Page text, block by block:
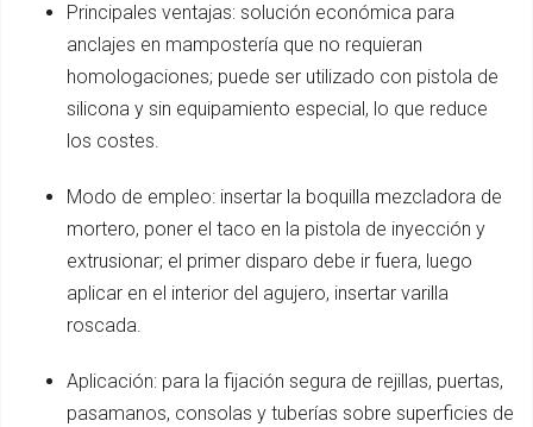
Principales ventajas: solución económica para
anclajes en mampostería que no requieran
homologaciones; puede ser utilizado con pistola de
silicona y sin equipamiento especial, lo que reduce
los costes.
Modo de empleo: insertar la boquilla mezcladora de
mortero, poner el taco en la pistola de inyección y
extrusionar; el primer disparo debe ir fuera, luego
aplicar en el interior del agujero, insertar varilla
roscada.
Aplicación: para la fijación segura de rejillas, puertas,
pasamanos, consolas y tuberías sobre superficies de